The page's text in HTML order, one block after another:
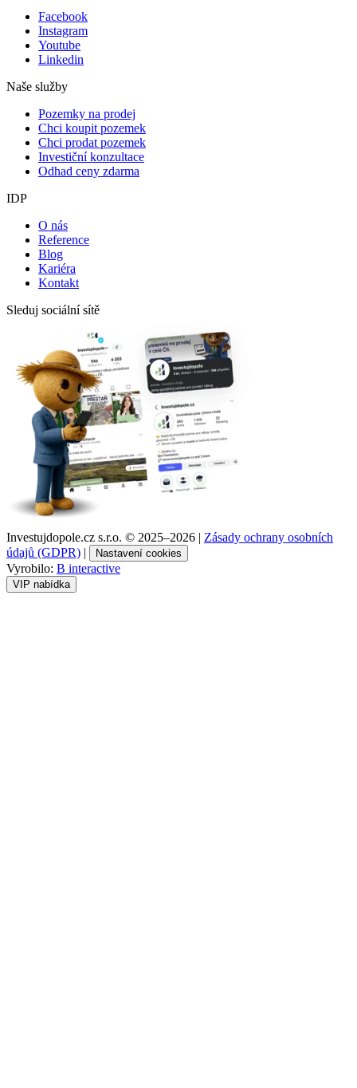
Facebook
Instagram
Youtube
Linkedin
Naše služby
Pozemky na prodej
Chci koupit pozemek
Chci prodat pozemek
Investiční konzultace
Odhad ceny zdarma
IDP
O nás
Reference
Blog
Kariéra
Kontakt
Sleduj sociální sítě
Investujdopole.cz s.r.o. © 2025–2026 | Zásady ochrany osobních
údajů (GDPR) | Nastavení cookies
Vyrobilo: B interactive
VIP nabídka